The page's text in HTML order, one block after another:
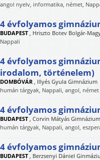
angol nyelv, informatika, német,
4 évfolyamos
BUDAPEST, Hriszto Botev Bolgár-
Nappali
4 évfolyamos
irodalom, történelem)
DOMBÓVÁR , Illyés Gyula Gimnázium
humán tárgyak, Nappali, angol, német
4 évfolyamos
BUDAPEST, Corvin Mátyás
humán tárgyak, Nappali, angol,
4 évfolyamos
BUDAPEST, Berzsenyi Dániel